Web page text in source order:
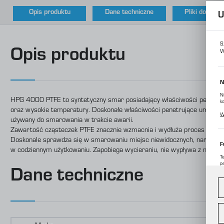
Opis produktu Dane techniczne Pliki do
Opis produktu
HPG 4000 PTFE to syntetyczny smar posiadający właściwości
oraz wysokie temperatury. Doskonałe właściwości penetrujące
używany do smarowania w trakcie awarii.
Zawartość cząsteczek PTFE znacznie wzmacnia i wydłuża proces
Doskonale sprawdza się w smarowaniu miejsc niewidocznych,
w codziennym użytkowaniu. Zapobiega wycieraniu, nie wypływa z
Dane techniczne